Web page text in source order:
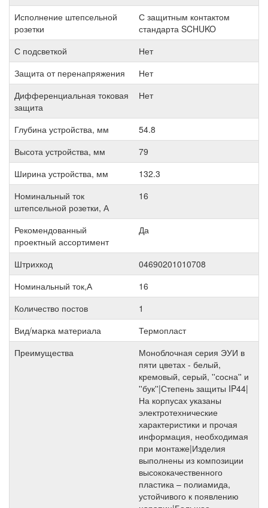
Исполнение штепсельной
розетки
С защитным контактом
стандарта SCHUKO
С подсветкой
Нет
Защита от перенапряжения
Нет
Дифференциальная токовая
защита
Нет
Глубина устройства, мм
54.8
Высота устройства, мм
79
Ширина устройства, мм
132.3
Номинальный ток
штепсельной розетки, А
16
Рекомендованный
проектный ассортимент
Да
Штрихкод
04690201010708
Номинальный ток,А
16
Количество постов
1
Вид/марка материала
Термопласт
Преимущества
Моноблочная серия ЭУИ в
пяти цветах - белый,
кремовый, серый, ''сосна'' и
''бук''|Степень защиты IP44|
На корпусах указаны
электротехнические
характеристики и прочая
информация, необходимая
при монтаже|Изделия
выполнены из композиции
высококачественного
пластика – полиамида,
устойчивого к появлению